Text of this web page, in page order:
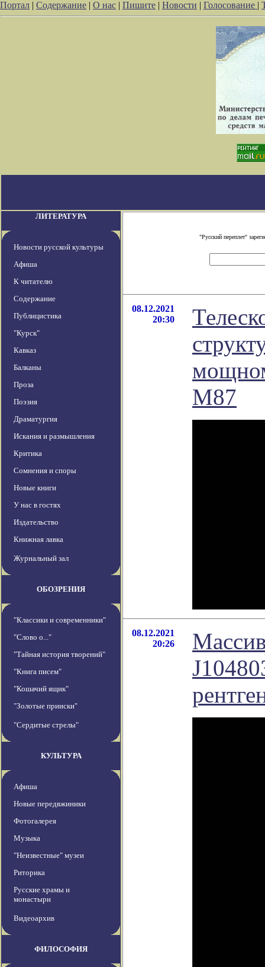
Портал | Содержание | О нас | Пишите | Новости | Голосование |
ЛИТЕРАТУРА
Новости русской культуры
Афиша
К читателю
Содержание
Публицистика
"Курск"
Кавказ
Балканы
Проза
Поэзия
Драматургия
Искания и размышления
Критика
Сомнения и споры
Новые книги
У нас в гостях
Издательство
Книжная лавка
Журнальный зал
ОБОЗРЕНИЯ
"Классики и современники"
"Слово о..."
"Тайная история творений"
"Книга писем"
"Кошачий ящик"
"Золотые прииски"
"Сердитые стрелы"
КУЛЬТУРА
Афиша
Новые передвжиники
Фотогалерея
Музыка
"Неизвестные" музеи
Риторика
Русские храмы и
монастыри
Видеоархив
ФИЛОСОФИЯ
"Русский переплет"
08.12.2021
20:30
М87
08.12.2021
20:26